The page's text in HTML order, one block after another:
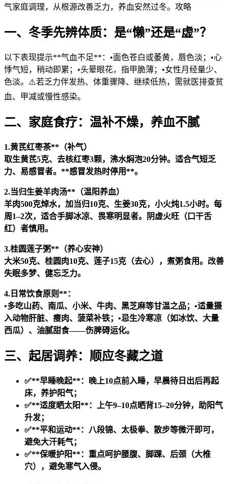
气家庭调理，从根源改善乏力，养血安然过冬。攻略
一、冬季先辨体质：是“懒”还是“虚”？
以下表现提示**气血不足**：•面色苍白或萎黄，唇色淡；•心
悸气短，稍动即累；•头晕眼花，指甲脆薄；•女性月经量少、
色淡。⚠️若乏力伴发热、体重骤降、继续低热，需就医排查贫
血、甲减或慢性感染。
二、家庭食疗：温补不燥，养血不腻
1.黄芪红枣茶**（补气）
取生黄芪5克、去核红枣3颗，沸水焖泡20分钟。适合气短乏
力、易感冒者。**感冒发热时停用**。
2.当归生姜羊肉汤**（温阳养血）
羊肉500克焯水，加当归10克、生姜30克，小火炖1.5小时。每
周1–2次，适合手脚冰凉、畏寒明显者。阴虚火旺（口干舌
红）者慎用。
3.桂圆莲子粥**（养心安神）
大米50克、桂圆肉10克、莲子15克（去心），煮粥食用。改善
失眠多梦、健忘乏力。
4.日常饮食原则**：
•多吃山药、南瓜、小米、牛肉、黑芝麻等甘温之品；•适量摄
入动物肝脏、瘦肉、菠菜补铁；•忌生冷寒凉（如冰饮、大量
西瓜）、油腻甜食——伤脾碍运化。
三、起居调养：顺应冬藏之道
✅**早睡晚起**：晚上10点前入睡，早晨待日出后再起
床，养护阳气；
✅**适度晒太阳**：上午9–10点晒背15–20分钟，助阳气
升发；
✅**平和运动**：八段锦、太极拳、散步等微汗即可，
避免大汗耗气；
✅**保暖护阳**：重点呵护腰腹、脚踝、后颈（大椎
穴），避免寒气入侵。